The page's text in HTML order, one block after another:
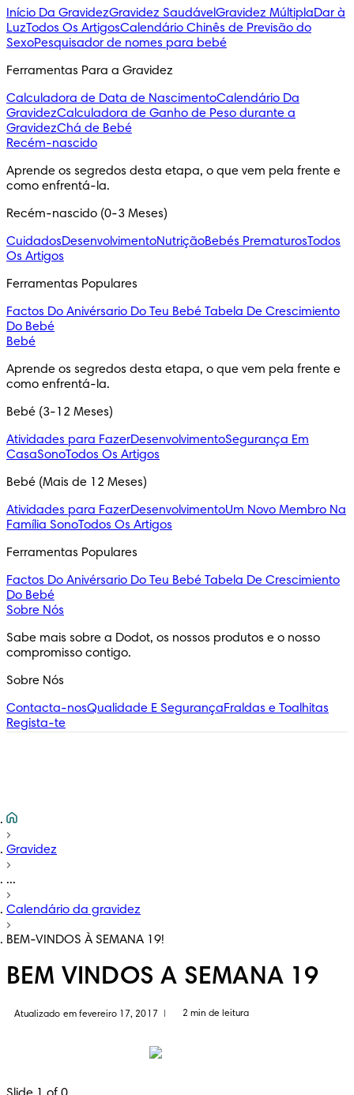
Início Da GravidezGravidez SaudávelGravidez MúltiplaDar à
LuzTodos Os ArtigosCalendário Chinês de Previsão do
SexoPesquisador de nomes para bebé
Ferramentas Para a Gravidez
Calculadora de Data de NascimentoCalendário Da
GravidezCalculadora de Ganho de Peso durante a
GravidezChá de Bebé
Recém-nascido
Aprende os segredos desta etapa, o que vem pela frente e
como enfrentá-la.
Recém-nascido (0-3 Meses)
CuidadosDesenvolvimentoNutriçãoBebés PrematurosTodos
Os Artigos
Ferramentas Populares
Factos Do Anivérsario Do Teu Bebé Tabela De Crescimiento
Do Bebé
Bebé
Aprende os segredos desta etapa, o que vem pela frente e
como enfrentá-la.
Bebé (3-12 Meses)
Atividades para FazerDesenvolvimentoSegurança Em
CasaSonoTodos Os Artigos
Bebé (Mais de 12 Meses)
Atividades para FazerDesenvolvimentoUm Novo Membro Na
Família SonoTodos Os Artigos
Ferramentas Populares
Factos Do Anivérsario Do Teu Bebé Tabela De Crescimiento
Do Bebé
Sobre Nós
Sabe mais sobre a Dodot, os nossos produtos e o nosso
compromisso contigo.
Sobre Nós
Contacta-nosQualidade E SegurançaFraldas e Toalhitas
Regista-te
Gravidez
...
Calendário da gravidez
BEM-VINDOS À SEMANA 19!
BEM VINDOS A SEMANA 19
Atualizado em fevereiro 17, 2017 2 min de leitura